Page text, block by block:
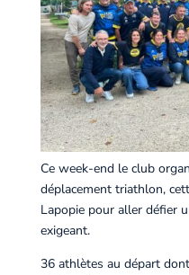
Ce week-end le club
déplacement triathlon,
Lapopie pour aller défier
exigeant.
36 athlètes au départ